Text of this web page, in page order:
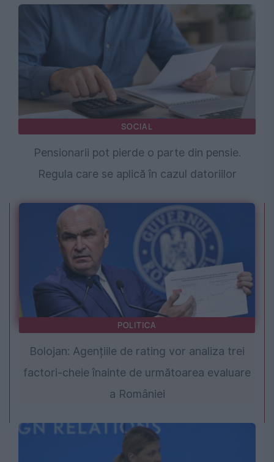
SOCIAL
Pensionarii pot pierde o parte din pensie.
Regula care se aplică în cazul datoriilor
POLITICA
Bolojan: Agențiile de rating vor analiza trei
factori-cheie înainte de următoarea evaluare
a României